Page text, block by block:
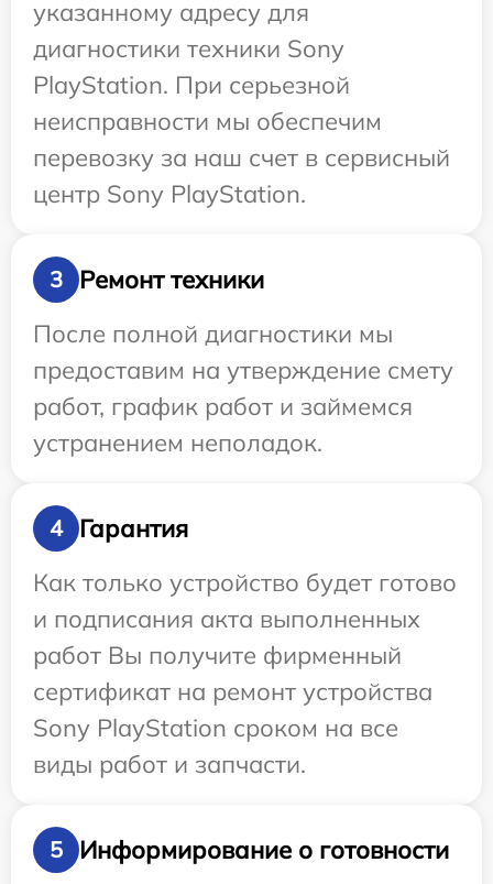
указанному адресу для
диагностики техники Sony
PlayStation. При серьезной
неисправности мы обеспечим
перевозку за наш счет в сервисный
центр Sony PlayStation.
3
Ремонт техники
После полной диагностики мы
предоставим на утверждение смету
работ, график работ и займемся
устранением неполадок.
4
Гарантия
Как только устройство будет готово
и подписания акта выполненных
работ Вы получите фирменный
сертификат на ремонт устройства
Sony PlayStation сроком на все
виды работ и запчасти.
5
Информирование о готовности